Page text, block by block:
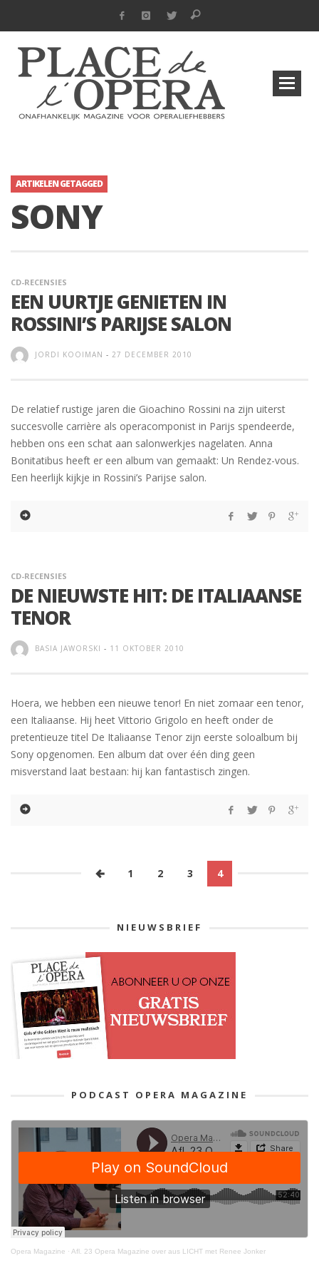
ARTIKELEN GETAGGED
SONY
CD-RECENSIES
EEN UURTJE GENIETEN IN
ROSSINI’S PARIJSE SALON
JORDI KOOIMAN - 27 DECEMBER 2010
De relatief rustige jaren die Gioachino Rossini na zijn uiterst
succesvolle carrière als operacomponist in Parijs spendeerde,
hebben ons een schat aan salonwerkjes nagelaten. Anna
Bonitatibus heeft er een album van gemaakt: Un Rendez-vous.
Een heerlijk kijkje in Rossini’s Parijse salon.
CD-RECENSIES
DE NIEUWSTE HIT: DE ITALIAANSE
TENOR
BASIA JAWORSKI - 11 OKTOBER 2010
Hoera, we hebben een nieuwe tenor! En niet zomaar een tenor,
een Italiaanse. Hij heet Vittorio Grigolo en heeft onder de
pretentieuze titel De Italiaanse Tenor zijn eerste soloalbum bij
Sony opgenomen. Een album dat over één ding geen
misverstand laat bestaan: hij kan fantastisch zingen.
1 2 3 4
NIEUWSBRIEF
PODCAST OPERA MAGAZINE
Opera Magazine · Afl. 23 Opera Magazine over aus LICHT met Renee Jonker